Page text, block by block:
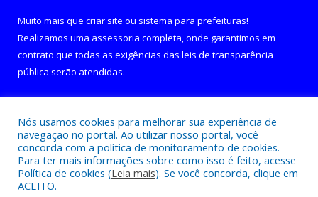
Muito mais que criar site ou sistema para prefeituras!
Realizamos uma assessoria completa, onde garantimos em
contrato que todas as exigências das leis de transparência
pública serão atendidas.
Todos os direitos reservados a Câmara Municipal de Curralinho.
Nós usamos cookies para melhorar sua experiência de
navegação no portal. Ao utilizar nosso portal, você
concorda com a política de monitoramento de cookies.
Para ter mais informações sobre como isso é feito, acesse
Política de cookies (Leia mais). Se você concorda, clique em
ACEITO.